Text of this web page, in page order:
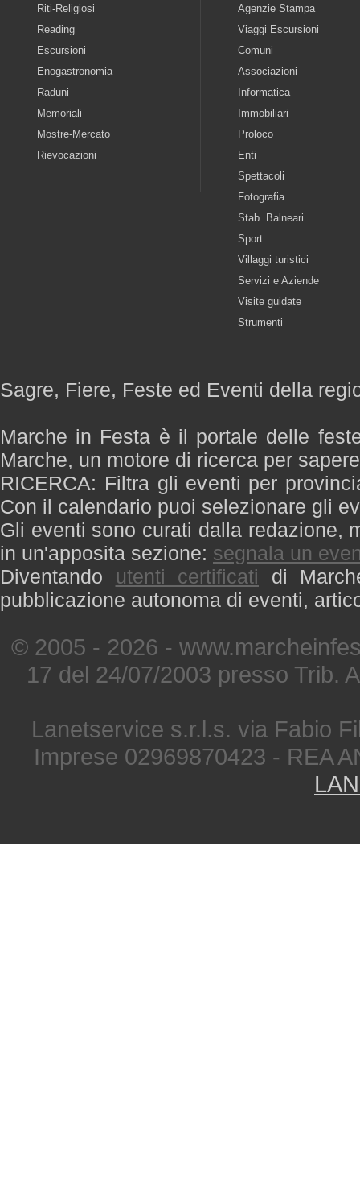
Riti-Religiosi
Reading
Escursioni
Enogastronomia
Raduni
Memoriali
Mostre-Mercato
Rievocazioni
Agenzie Stampa
Viaggi Escursioni
Comuni
Associazioni
Informatica
Immobiliari
Proloco
Enti
Spettacoli
Fotografia
Stab. Balneari
Sport
Villaggi turistici
Servizi e Aziende
Visite guidate
Strumenti
Sagre, Fiere, Feste ed Eventi della
Marche in Festa è il portale delle
Marche, un motore di ricerca per
RICERCA: Filtra gli eventi per
Con il calendario puoi selezionare gli
Gli eventi sono curati dalla redazione,
in un'apposita sezione: segnala un
Diventando utenti certificati di
pubblicazione autonoma di eventi,
© 2005 - 2026 -
17 del 24/07/2003 presso Trib.
Lanetservice s.r.l.s. via Fabio
Imprese 02969870423 - REA